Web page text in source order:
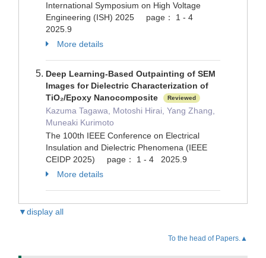
International Symposium on High Voltage
Engineering (ISH) 2025 page： 1 - 4
2025.9
More details
Deep Learning-Based Outpainting of SEM
Images for Dielectric Characterization of
TiO₂/Epoxy Nanocomposite
Reviewed
Kazuma Tagawa, Motoshi Hirai, Yang Zhang,
Muneaki Kurimoto
The 100th IEEE Conference on Electrical
Insulation and Dielectric Phenomena (IEEE
CEIDP 2025) page： 1 - 4 2025.9
More details
▼display all
To the head of Papers.▲